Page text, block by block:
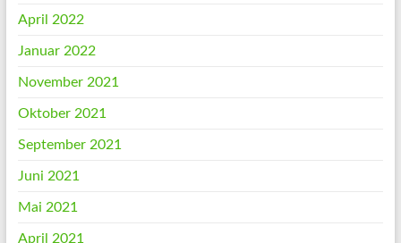
April 2022
Januar 2022
November 2021
Oktober 2021
September 2021
Juni 2021
Mai 2021
April 2021